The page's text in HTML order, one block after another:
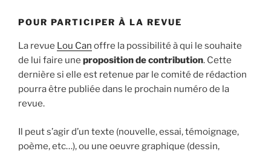
POUR PARTICIPER À LA REVUE
La revue Lou Can offre la possibilité à qui le souhaite
de lui faire une proposition de contribution. Cette
dernière si elle est retenue par le comité de rédaction
pourra être publiée dans le prochain numéro de la
revue.
Il peut s’agir d’un texte (nouvelle, essai, témoignage,
poème, etc…), ou une oeuvre graphique (dessin,